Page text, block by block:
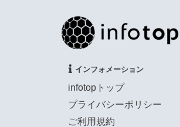
インフォメーション
infotopトップ
プライバシーポリシー
ご利用規約